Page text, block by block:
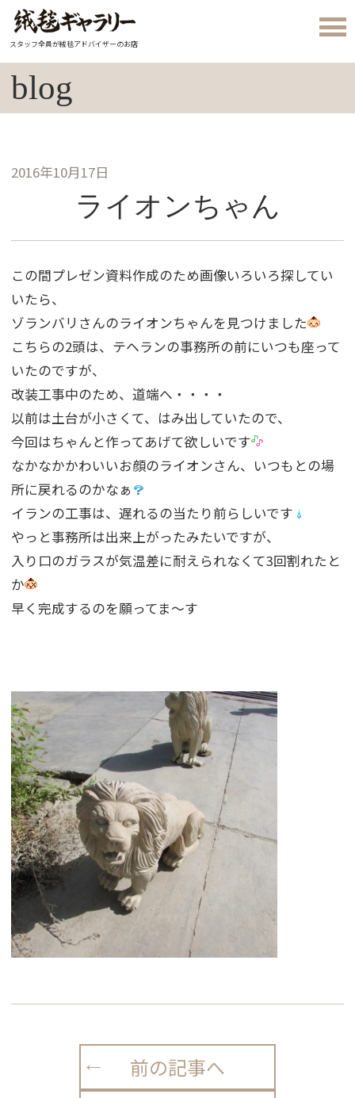
スタッフ全員が絨毯アドバイザーのお店
blog
2016年10月17日
ライオンちゃん
この間プレゼン資料作成のため画像いろいろ探してい
いたら、
ゾランバリさんのライオンちゃんを見つけました
こちらの2頭は、テヘランの事務所の前にいつも座って
いたのですが、
改装工事中のため、道端へ・・・・
以前は土台が小さくて、はみ出していたので、
今回はちゃんと作ってあげて欲しいです
なかなかかわいいお顔のライオンさん、いつもとの場
所に戻れるのかなぁ
イランの工事は、遅れるの当たり前らしいです
やっと事務所は出来上がったみたいですが、
入り口のガラスが気温差に耐えられなくて3回割れたと
か
早く完成するのを願ってま〜す
前の記事へ